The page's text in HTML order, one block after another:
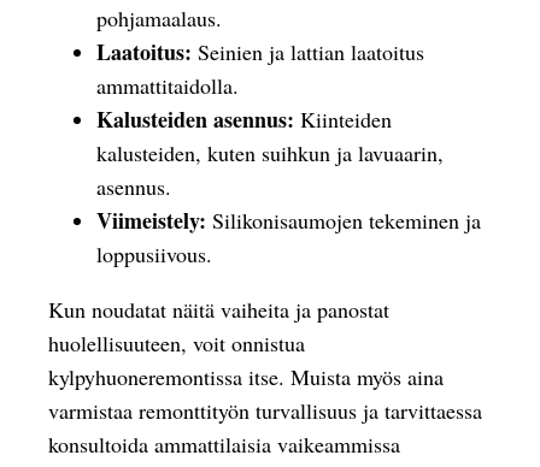
pohjamaalaus.
Laatoitus: Seinien ja lattian laatoitus
ammattitaidolla.
Kalusteiden asennus: Kiinteiden
kalusteiden, kuten suihkun ja lavuaarin,
asennus.
Viimeistely: Silikonisaumojen tekeminen ja
loppusiivous.
Kun noudatat näitä vaiheita ja panostat
huolellisuuteen, voit onnistua
kylpyhuoneremontissa itse. Muista myös aina
varmistaa remonttityön turvallisuus ja tarvittaessa
konsultoida ammattilaisia vaikeammissa